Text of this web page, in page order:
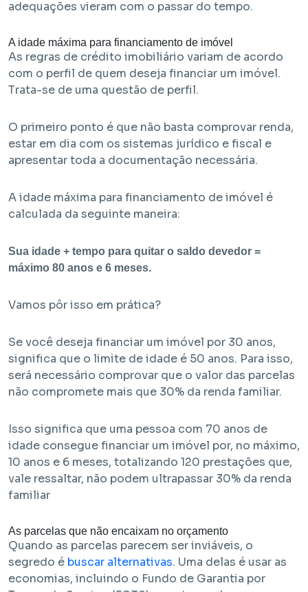
adequações vieram com o passar do tempo.
A idade máxima para financiamento de imóvel
As regras de crédito imobiliário variam de acordo
com o perfil de quem deseja financiar um imóvel.
Trata-se de uma questão de perfil.
O primeiro ponto é que não basta comprovar renda,
estar em dia com os sistemas jurídico e fiscal e
apresentar toda a documentação necessária.
A idade máxima para financiamento de imóvel é
calculada da seguinte maneira:
Sua idade + tempo para quitar o saldo devedor =
máximo 80 anos e 6 meses.
Vamos pôr isso em prática?
Se você deseja financiar um imóvel por 30 anos,
significa que o limite de idade é 50 anos. Para isso,
será necessário comprovar que o valor das parcelas
não compromete mais que 30% da renda familiar.
Isso significa que uma pessoa com 70 anos de
idade consegue financiar um imóvel por, no máximo,
10 anos e 6 meses, totalizando 120 prestações que,
vale ressaltar, não podem ultrapassar 30% da renda
familiar
As parcelas que não encaixam no orçamento
Quando as parcelas parecem ser inviáveis, o
segredo é buscar alternativas. Uma delas é usar as
economias, incluindo o Fundo de Garantia por
Bem Viver Angélica
Barra Funda - São Paulo / SP